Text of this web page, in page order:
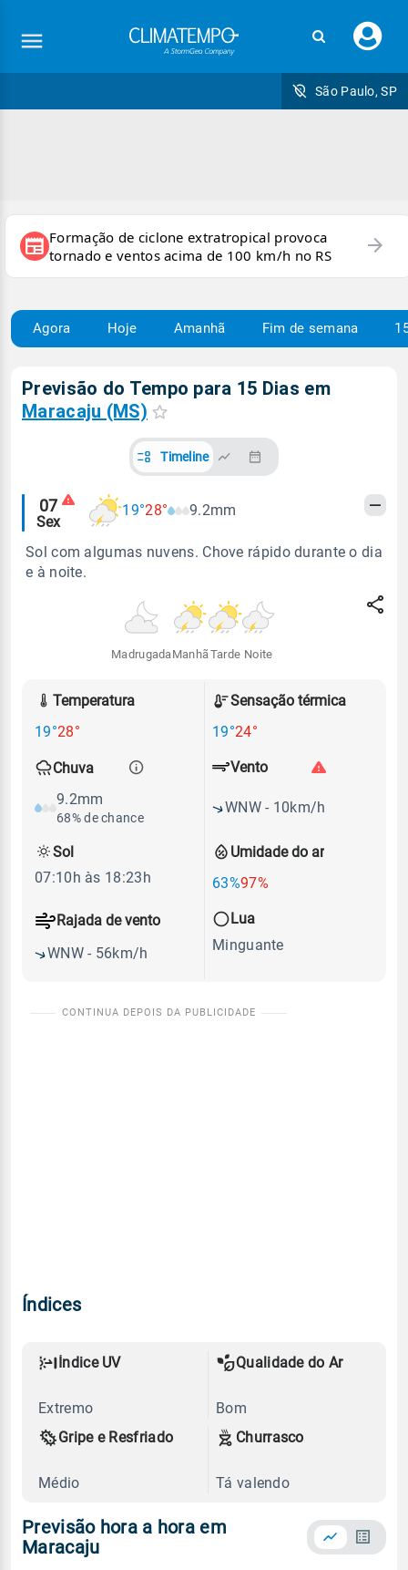
seu
São Paulo, SP
newspaper Formação de ciclone extratropical provoca
tornado e ventos acima de 100 km/h no RS
arrow_forward
Agora Hoje Amanhã Fim de semana
Previsão do Tempo para 15 Dias em
Maracaju (MS)
Timeline
Alertas
meteorológicos
07
Sex
19°28° 9.2mm
Sol com algumas nuvens. Chove rápido durante o dia
e à noite.
Madrugada Manhã Tarde Noite
Temperatura
19°28°
Sensação térmica
19°24°
Chuva
9.2mm
68% de chance
Umidade do ar
63%97%
Vento
WNW - 10km/h
Rajada de vento
WNW - 56km/h
Sol
07:10h às 18:23h
Lua
Minguante
Índices
Índice UV
Extremo
Qualidade do Ar
Bom
Gripe e Resfriado
Médio
Churrasco
Tá valendo
Previsão hora a hora em
Maracaju